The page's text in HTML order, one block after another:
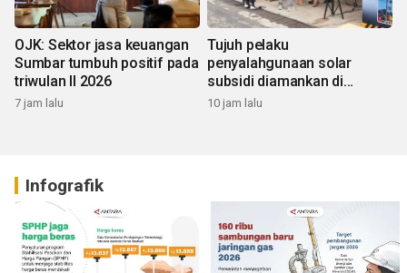
OJK: Sektor jasa keuangan
Sumbar tumbuh positif pada
triwulan II 2026
7 jam lalu
Tujuh pelaku
penyalahgunaan solar
subsidi diamankan di
Sumbar
10 jam lalu
Infografik